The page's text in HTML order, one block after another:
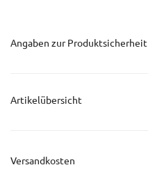
Angaben zur Produktsicherheit
Artikelübersicht
Versandkosten